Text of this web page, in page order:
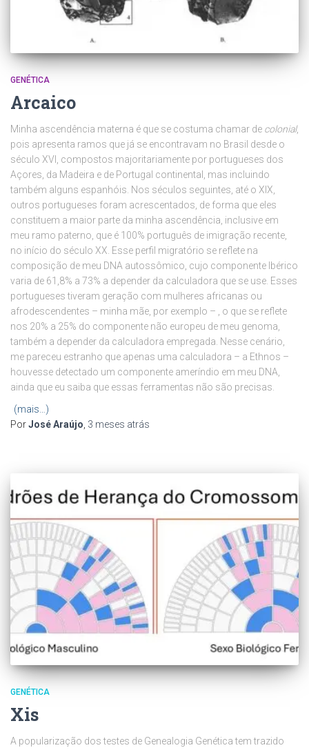
GENÉTICA
Arcaico
Minha ascendência materna é que se costuma chamar de colonial,
pois apresenta ramos que já se encontravam no Brasil desde o
século XVI, compostos majoritariamente por portugueses dos
Açores, da Madeira e de Portugal continental, mas incluindo
também alguns espanhóis. Nos séculos seguintes, até o XIX,
outros portugueses foram acrescentados, de forma que eles
constituem a maior parte da minha ascendência, inclusive em
meu ramo paterno, que é 100% português de imigração recente,
no início do século XX. Esse perfil migratório se reflete na
composição de meu DNA autossômico, cujo componente Ibérico
varia de 61,8% a 73% a depender da calculadora que se use. Esses
portugueses tiveram geração com mulheres africanas ou
afrodescendentes – minha mãe, por exemplo – , o que se reflete
nos 20% a 25% do componente não europeu de meu genoma,
também a depender da calculadora empregada. Nesse cenário,
me pareceu estranho que apenas uma calculadora – a Ethnos –
houvesse detectado um componente ameríndio em meu DNA,
ainda que eu saiba que essas ferramentas não são precisas.
(mais…)
PorJosé Araújo 3 meses atrás
GENÉTICA
Xis
A popularização dos testes de Genealogia Genética tem trazido